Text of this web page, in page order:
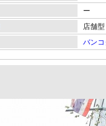
ー
店舗型
バン